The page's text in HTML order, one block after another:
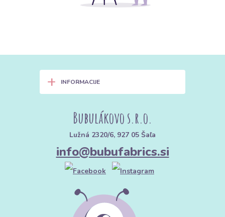
+ INFORMACIJE
Bubulákovo s.r.o.
Lužná 2320/6, 927 05 Šaľa
info@bubufabrics.si